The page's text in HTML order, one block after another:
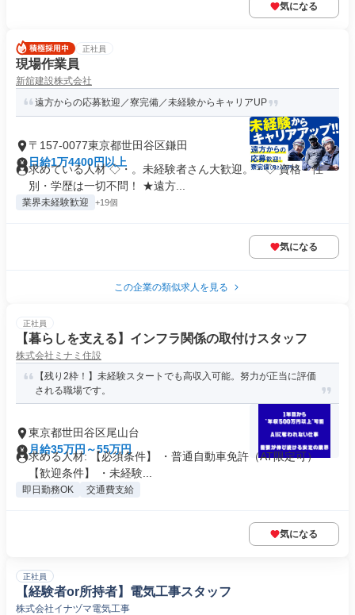
気になる
正社員
現場作業員
新舘建設株式会社
遠方からの応募歓迎／寮完備／未経験からキャリアUP
〒157-0077東京都世田谷区鎌田
日給1万4400円以上
求めている人材 ◇・。未経験者さん大歓迎。・◇ 資格・性
別・学歴は一切不問！ ★遠方...
業界未経験歓迎 +19個
気になる
この企業の類似求人を見る
正社員
【暮らしを支える】インフラ関係の取付けスタッフ
株式会社ミナミ住設
【残り2枠！】未経験スタートでも高収入可能。努力が正当に評価
される職場です。
東京都世田谷区尾山台
月給35万円～55万円
求める人材: 【必須条件】 ・普通自動車免許（AT限定可）
【歓迎条件】 ・未経験...
即日勤務OK 交通費支給
気になる
正社員
【経験者or所持者】電気工事スタッフ
株式会社イナヅマ電気工事